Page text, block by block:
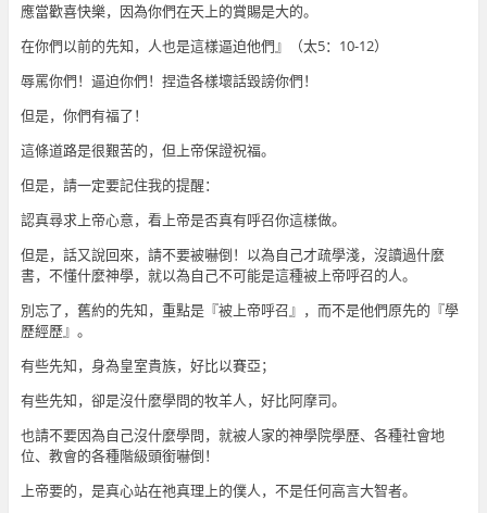
應當歡喜快樂，因為你們在天上的賞賜是大的。
在你們以前的先知，人也是這樣逼迫他們』（太5：10-12）
辱罵你們！逼迫你們！捏造各樣壞話毀謗你們！
但是，你們有福了！
這條道路是很艱苦的，但上帝保證祝福。
但是，請一定要記住我的提醒：
認真尋求上帝心意，看上帝是否真有呼召你這樣做。
但是，話又說回來，請不要被嚇倒！以為自己才疏學淺，沒讀過什麼
書，不懂什麼神學，就以為自己不可能是這種被上帝呼召的人。
別忘了，舊約的先知，重點是『被上帝呼召』，而不是他們原先的『學
歷經歷』。
有些先知，身為皇室貴族，好比以賽亞；
有些先知，卻是沒什麼學問的牧羊人，好比阿摩司。
也請不要因為自己沒什麼學問，就被人家的神學院學歷、各種社會地
位、教會的各種階級頭銜嚇倒！
上帝要的，是真心站在祂真理上的僕人，不是任何高言大智者。